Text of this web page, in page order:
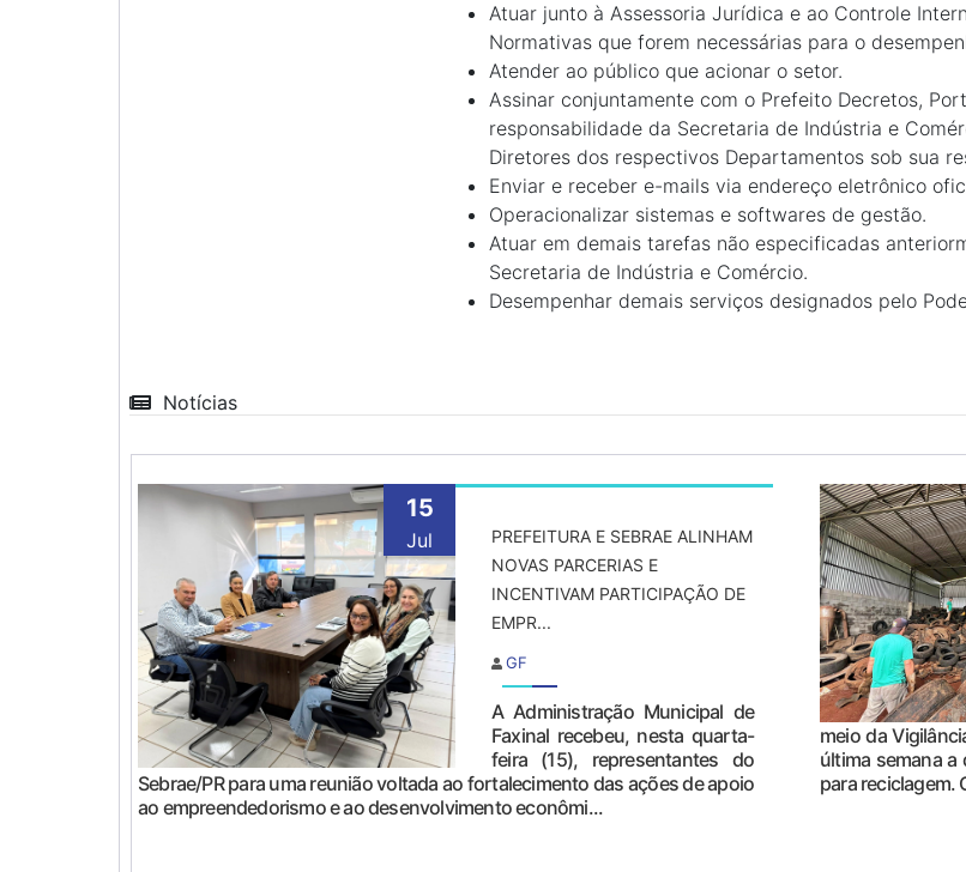
Atuar junto à Assessoria Jurídica e ao Controle
Normativas que forem necessárias para o
Atender ao público que acionar o setor.
Assinar conjuntamente com o Prefeito Decretos,
responsabilidade da Secretaria de Indústria e
Diretores dos respectivos Departamentos sob sua
Enviar e receber e-mails via endereço eletrônico
Operacionalizar sistemas e softwares de gestão.
Atuar em demais tarefas não especificadas
Secretaria de Indústria e Comércio.
Desempenhar demais serviços designados pelo
Notícias
15
Jul
PREFEITURA E SEBRAE ALINHAM
NOVAS PARCERIAS E
INCENTIVAM PARTICIPAÇÃO DE
EMPR...
GF
A Administração Municipal de
Faxinal recebeu, nesta quarta-
feira (15), representantes do
Sebrae/PR para uma reunião voltada ao fortalecimento das ações de apoio
ao empreendedorismo e ao desenvolvimento econômi...
meio da
última semana
para reciclagem.